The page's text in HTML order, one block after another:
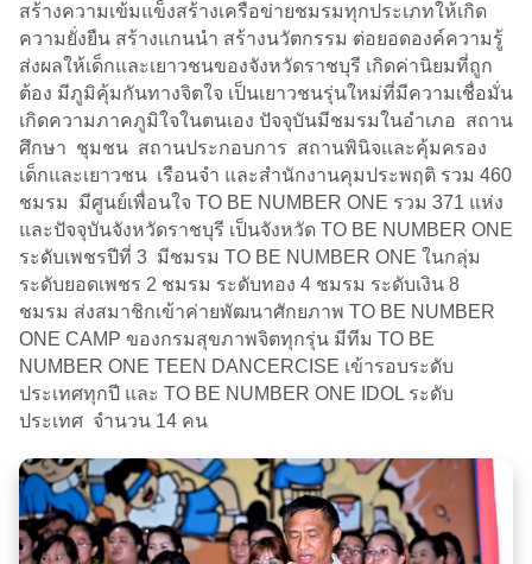
สร้างความเข้มแข็งสร้างเครือข่ายชมรมทุกประเภทให้เกิด
ความยั่งยืน สร้างแกนนำ สร้างนวัตกรรม ต่อยอดองค์ความรู้
ส่งผลให้เด็กและเยาวชนของจังหวัดราชบุรี เกิดค่านิยมที่ถูก
ต้อง มีภูมิคุ้มกันทางจิตใจ เป็นเยาวชนรุ่นใหม่ที่มีความเชื่อมั่น
เกิดความภาคภูมิใจในตนเอง ปัจจุบันมีชมรมในอำเภอ สถาน
ศึกษา ชุมชน สถานประกอบการ สถานพินิจและคุ้มครอง
เด็กและเยาวชน เรือนจำ และสำนักงานคุมประพฤติ รวม 460
ชมรม มีศูนย์เพื่อนใจ TO BE NUMBER ONE รวม 371 แห่ง
และปัจจุบันจังหวัดราชบุรี เป็นจังหวัด TO BE NUMBER ONE
ระดับเพชรปีที่ 3 มีชมรม TO BE NUMBER ONE ในกลุ่ม
ระดับยอดเพชร 2 ชมรม ระดับทอง 4 ชมรม ระดับเงิน 8
ชมรม ส่งสมาชิกเข้าค่ายพัฒนาศักยภาพ TO BE NUMBER
ONE CAMP ของกรมสุขภาพจิตทุกรุ่น มีทีม TO BE
NUMBER ONE TEEN DANCERCISE เข้ารอบระดับ
ประเทศทุกปี และ TO BE NUMBER ONE IDOL ระดับ
ประเทศ จำนวน 14 คน